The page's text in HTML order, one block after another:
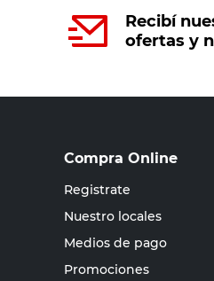
Recibí
ofertas y
Compra Online
Registrate
Nuestro locales
Medios de pago
Promociones